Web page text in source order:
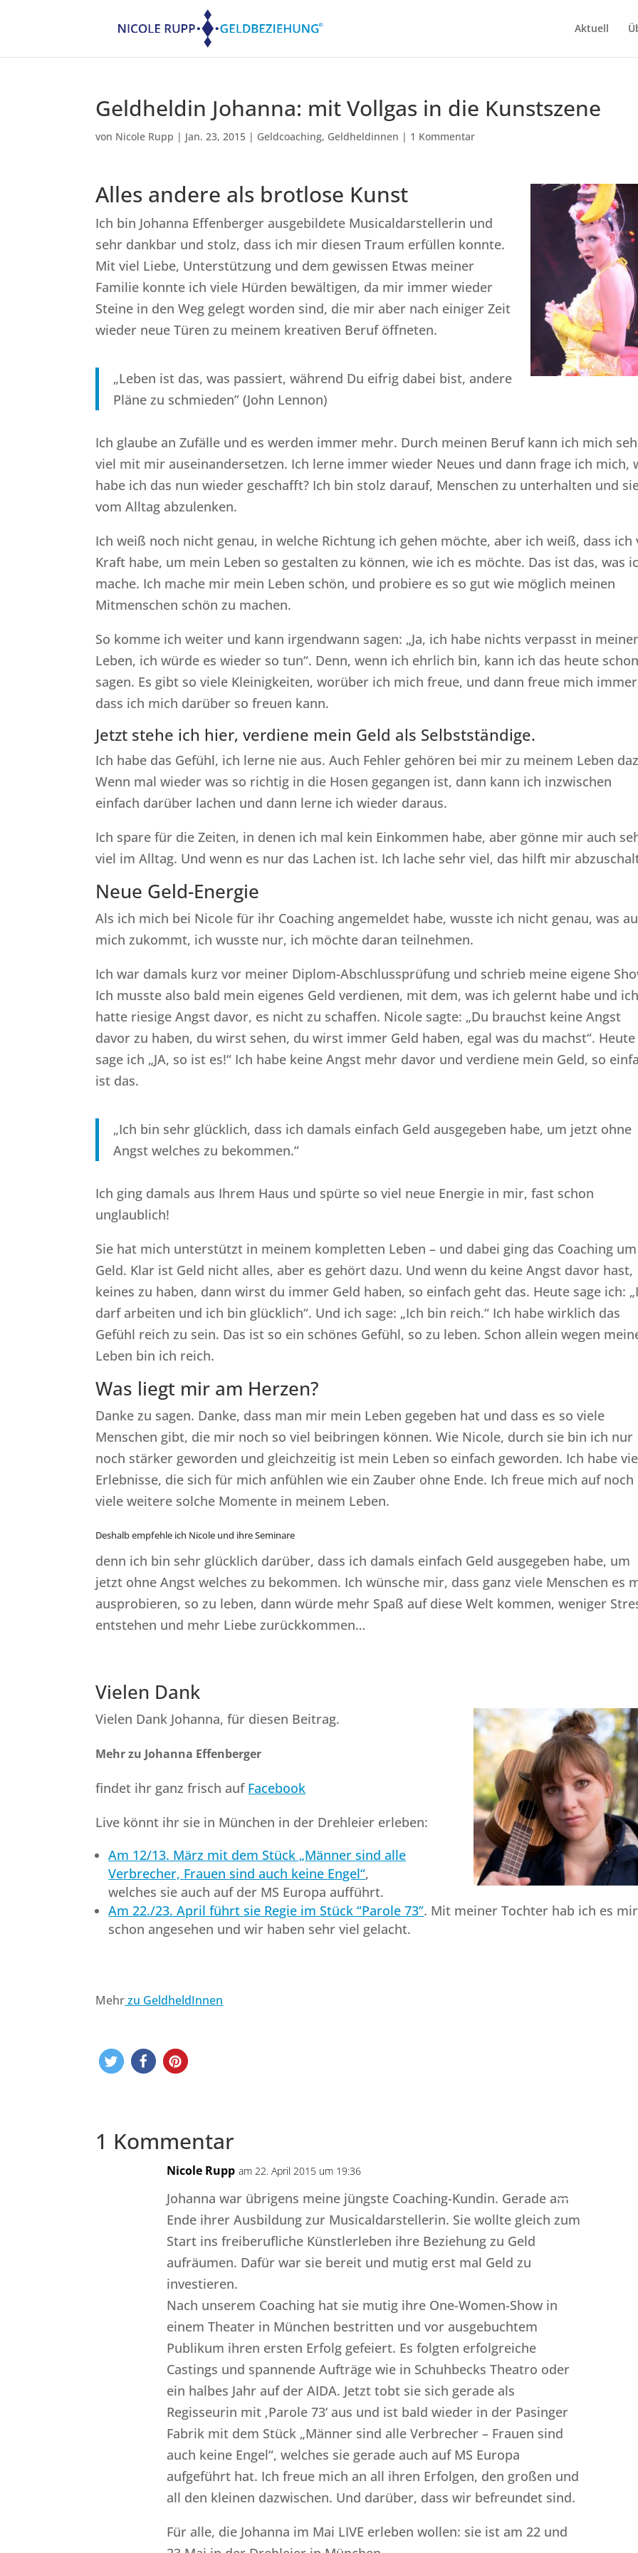
Aktuell
Geldheldin Johanna: mit Vollgas in die Kunstszene
von Nicole Rupp | Jan. 23, 2015 | Geldcoaching, Geldheldinnen | 1 Kommentar
Alles andere als brotlose Kunst
Ich bin Johanna Effenberger ausgebildete Musicaldarstellerin und
sehr dankbar und stolz, dass ich mir diesen Traum erfüllen konnte.
Mit viel Liebe, Unterstützung und dem gewissen Etwas meiner
Familie konnte ich viele Hürden bewältigen, da mir immer wieder
Steine in den Weg gelegt worden sind, die mir aber nach einiger Zeit
wieder neue Türen zu meinem kreativen Beruf öffneten.
„Leben ist das, was passiert, während Du eifrig dabei bist, andere
Pläne zu schmieden” (John Lennon)
Ich glaube an Zufälle und es werden immer mehr. Durch meinen Beruf kann ich mich
viel mit mir auseinandersetzen. Ich lerne immer wieder Neues und dann frage ich mich,
habe ich das nun wieder geschafft? Ich bin stolz darauf, Menschen zu unterhalten und
vom Alltag abzulenken.
Ich weiß noch nicht genau, in welche Richtung ich gehen möchte, aber ich weiß, dass ich
Kraft habe, um mein Leben so gestalten zu können, wie ich es möchte. Das ist das, was
mache. Ich mache mir mein Leben schön, und probiere es so gut wie möglich meinen
Mitmenschen schön zu machen.
So komme ich weiter und kann irgendwann sagen: „Ja, ich habe nichts verpasst in
Leben, ich würde es wieder so tun“. Denn, wenn ich ehrlich bin, kann ich das heute
sagen. Es gibt so viele Kleinigkeiten, worüber ich mich freue, und dann freue mich
dass ich mich darüber so freuen kann.
Jetzt stehe ich hier, verdiene mein Geld als Selbstständige.
Ich habe das Gefühl, ich lerne nie aus. Auch Fehler gehören bei mir zu meinem Leben
Wenn mal wieder was so richtig in die Hosen gegangen ist, dann kann ich inzwischen
einfach darüber lachen und dann lerne ich wieder daraus.
Ich spare für die Zeiten, in denen ich mal kein Einkommen habe, aber gönne mir auch
viel im Alltag. Und wenn es nur das Lachen ist. Ich lache sehr viel, das hilft mir
Neue Geld-Energie
Als ich mich bei Nicole für ihr Coaching angemeldet habe, wusste ich nicht genau, was
mich zukommt, ich wusste nur, ich möchte daran teilnehmen.
Ich war damals kurz vor meiner Diplom-Abschlussprüfung und schrieb meine eigene
Ich musste also bald mein eigenes Geld verdienen, mit dem, was ich gelernt habe und
hatte riesige Angst davor, es nicht zu schaffen. Nicole sagte: „Du brauchst keine Angst
davor zu haben, du wirst sehen, du wirst immer Geld haben, egal was du machst“. Heute
sage ich „JA, so ist es!“ Ich habe keine Angst mehr davor und verdiene mein Geld, so
ist das.
„Ich bin sehr glücklich, dass ich damals einfach Geld ausgegeben habe, um jetzt ohne
Angst welches zu bekommen.“
Ich ging damals aus Ihrem Haus und spürte so viel neue Energie in mir, fast schon
unglaublich!
Sie hat mich unterstützt in meinem kompletten Leben – und dabei ging das Coaching um
Geld. Klar ist Geld nicht alles, aber es gehört dazu. Und wenn du keine Angst davor hast,
keines zu haben, dann wirst du immer Geld haben, so einfach geht das. Heute sage ich:
darf arbeiten und ich bin glücklich“. Und ich sage: „Ich bin reich.“ Ich habe wirklich das
Gefühl reich zu sein. Das ist so ein schönes Gefühl, so zu leben. Schon allein wegen
Leben bin ich reich.
Was liegt mir am Herzen?
Danke zu sagen. Danke, dass man mir mein Leben gegeben hat und dass es so viele
Menschen gibt, die mir noch so viel beibringen können. Wie Nicole, durch sie bin ich nur
noch stärker geworden und gleichzeitig ist mein Leben so einfach geworden. Ich habe
Erlebnisse, die sich für mich anfühlen wie ein Zauber ohne Ende. Ich freue mich auf noch
viele weitere solche Momente in meinem Leben.
Deshalb empfehle ich Nicole und ihre Seminare
denn ich bin sehr glücklich darüber, dass ich damals einfach Geld ausgegeben habe, um
jetzt ohne Angst welches zu bekommen. Ich wünsche mir, dass ganz viele Menschen es
ausprobieren, so zu leben, dann würde mehr Spaß auf diese Welt kommen, weniger
entstehen und mehr Liebe zurückkommen…
Vielen Dank
Vielen Dank Johanna, für diesen Beitrag.
Mehr zu Johanna Effenberger
findet ihr ganz frisch auf Facebook
Live könnt ihr sie in München in der Drehleier erleben:
Am 12/13. März mit dem Stück „Männer sind alle
Verbrecher, Frauen sind auch keine Engel“,
welches sie auch auf der MS Europa aufführt.
Am 22./23. April führt sie Regie im Stück “Parole 73”. Mit meiner Tochter hab ich es mir
schon angesehen und wir haben sehr viel gelacht.
Mehrzu GeldheldInnen
1 Kommentar
Nicole Rupp am 22. April 2015 um 19:36
Johanna war übrigens meine jüngste Coaching-Kundin. Gerade am
Ende ihrer Ausbildung zur Musicaldarstellerin. Sie wollte gleich zum
Start ins freiberufliche Künstlerleben ihre Beziehung zu Geld
aufräumen. Dafür war sie bereit und mutig erst mal Geld zu
investieren.
Nach unserem Coaching hat sie mutig ihre One-Women-Show in
einem Theater in München bestritten und vor ausgebuchtem
Publikum ihren ersten Erfolg gefeiert. Es folgten erfolgreiche
Castings und spannende Aufträge wie in Schuhbecks Theatro oder
ein halbes Jahr auf der AIDA. Jetzt tobt sie sich gerade als
Regisseurin mit ‚Parole 73‘ aus und ist bald wieder in der Pasinger
Fabrik mit dem Stück „Männer sind alle Verbrecher – Frauen sind
auch keine Engel“, welches sie gerade auch auf MS Europa
aufgeführt hat. Ich freue mich an all ihren Erfolgen, den großen und
all den kleinen dazwischen. Und darüber, dass wir befreundet sind.
Für alle, die Johanna im Mai LIVE erleben wollen: sie ist am 22 und